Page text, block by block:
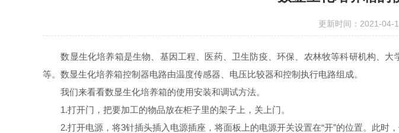
更新时间：2021-
数显生化培养箱是生物、基因工程、医药、卫生防疫、环保、农林牧等科研机构、大
等。数显生化培养箱控制器电路由温度传感器、电压比较器和控制执行电路组成。
我们来看看数显生化培养箱的使用安装和调试方法。
1.打开门，把要加工的物品放在柜子里的架子上，关上门。
2.打开电源，将3针插头插入电源插座，将面板上的电源开关设置在“开”的位置。此时，